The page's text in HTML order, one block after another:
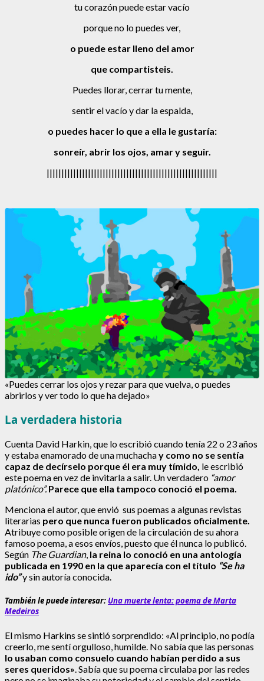
tu corazón puede estar vacío
porque no lo puedes ver,
o puede estar lleno del amor
que compartisteis.
Puedes llorar, cerrar tu mente,
sentir el vacío y dar la espalda,
o puedes hacer lo que a ella le gustaría:
sonreír, abrir los ojos, amar y seguir.
||||||||||||||||||||||||||||||||||||||||||||||||||||||||||
«Puedes cerrar los ojos y rezar para que vuelva, o puedes
abrirlos y ver todo lo que ha dejado»
La verdadera historia
Cuenta David Harkin, que lo escribió cuando tenía 22 o 23 años
y estaba enamorado de una muchachay como no se sentía
capaz de decírselo porque él era muy tímido, le escribió
este poema en vez de invitarla a salir. Un verdadero “amor
platónico”.Parece que ella tampoco conoció el poema.
Menciona el autor, que envió sus poemas a algunas revistas
literarias pero que nunca fueron publicados oficialmente.
Atribuye como posible origen de la circulación de su ahora
famoso poema, a esos envíos, puesto que él nunca lo publicó.
Según The Guardian, la reina lo conoció en una antología
publicada en 1990 en la que aparecía con el título “Se ha
ido”y sin autoría conocida.
También le puede interesar: Una muerte lenta: poema de Marta
Medeiros
El mismo Harkins se sintió sorprendido: «Al principio, no podía
creerlo, me sentí orgulloso, humilde. No sabía que las personas
lo usaban como consuelo cuando habían perdido a sus
seres queridos». Sabía que su poema circulaba por las redes